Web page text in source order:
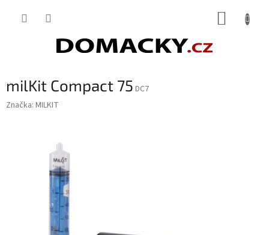
milKit Compact 75 DC7
Značka: MILKIT